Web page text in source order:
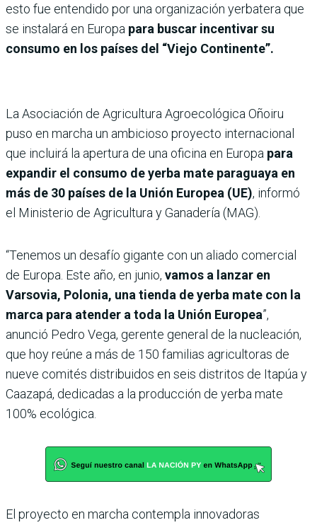
esto fue entendido por una organización yerbatera que
se instalará en Europa para buscar incentivar su
consumo en los países del “Viejo Continente”.
La Asociación de Agricultura Agroecológica Oñoiru
puso en marcha un ambicioso proyecto internacional
que incluirá la apertura de una oficina en Europa para
expandir el consumo de yerba mate paraguaya en
más de 30 países de la Unión Europea (UE), informó
el Ministerio de Agricultura y Ganadería (MAG).
“Tenemos un desafío gigante con un aliado comercial
de Europa. Este año, en junio, vamos a lanzar en
Varsovia, Polonia, una tienda de yerba mate con la
marca para atender a toda la Unión Europea”,
anunció Pedro Vega, gerente general de la nucleación,
que hoy reúne a más de 150 familias agricultoras de
nueve comités distribuidos en seis distritos de Itapúa y
Caazapá, dedicadas a la producción de yerba mate
100% ecológica.
El proyecto en marcha contempla innovadoras